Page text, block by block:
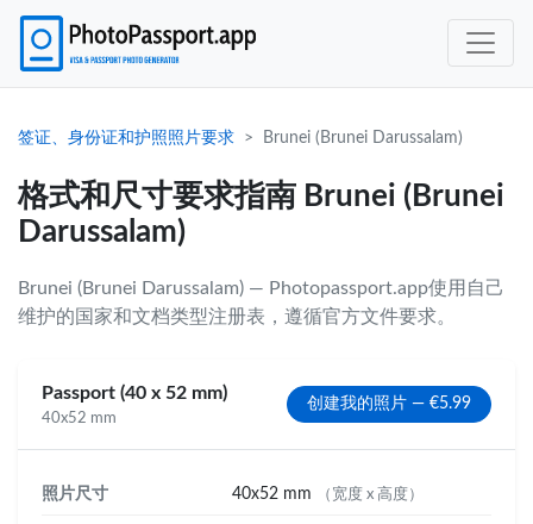
签证、身份证和护照照片要求 Brunei (Brunei Darussalam)
格式和尺寸要求指南 Brunei (Brunei
Darussalam)
Brunei (Brunei Darussalam) — Photopassport.app使用自己
维护的国家和文档类型注册表，遵循官方文件要求。
Passport (40 x 52 mm)
40x52 mm
创建我的照片 — €5.99
照片尺寸 40x52 mm （宽度 x 高度）